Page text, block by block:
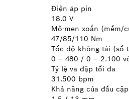
Điện áp pin
18.0 V
Mô-men xoắn (mềm/
47/85/110 Nm
Tốc độ không tải (số
0 – 480 / 0 – 2.100
Tỷ lệ va đập tối đa
31.500 bpm
Khả năng của đầu